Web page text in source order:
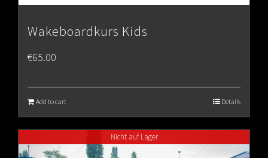
Wakeboardkurs Kids
€65.00
Add to cart Details
Nicht auf Lager